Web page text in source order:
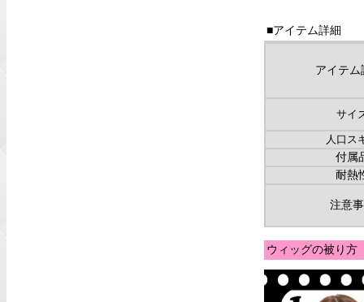
■アイテム詳細
アイテ
サイ
人口ス
付属
耐熱
注意
ウィッグの被り方